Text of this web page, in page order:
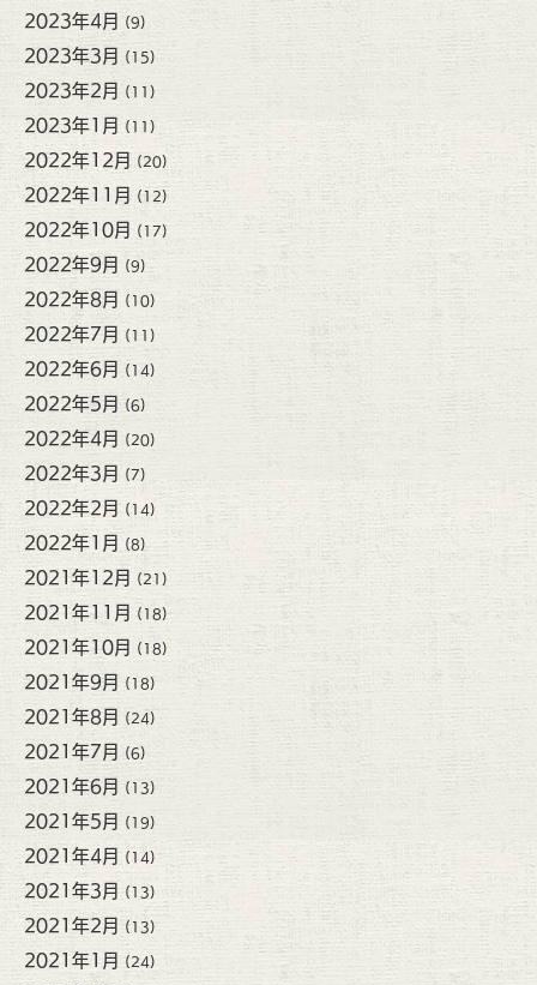
2023年4月 (9)
2023年3月 (15)
2023年2月 (11)
2023年1月 (11)
2022年12月 (20)
2022年11月 (12)
2022年10月 (17)
2022年9月 (9)
2022年8月 (10)
2022年7月 (11)
2022年6月 (14)
2022年5月 (6)
2022年4月 (20)
2022年3月 (7)
2022年2月 (14)
2022年1月 (8)
2021年12月 (21)
2021年11月 (18)
2021年10月 (18)
2021年9月 (18)
2021年8月 (24)
2021年7月 (6)
2021年6月 (13)
2021年5月 (19)
2021年4月 (14)
2021年3月 (13)
2021年2月 (13)
2021年1月 (24)